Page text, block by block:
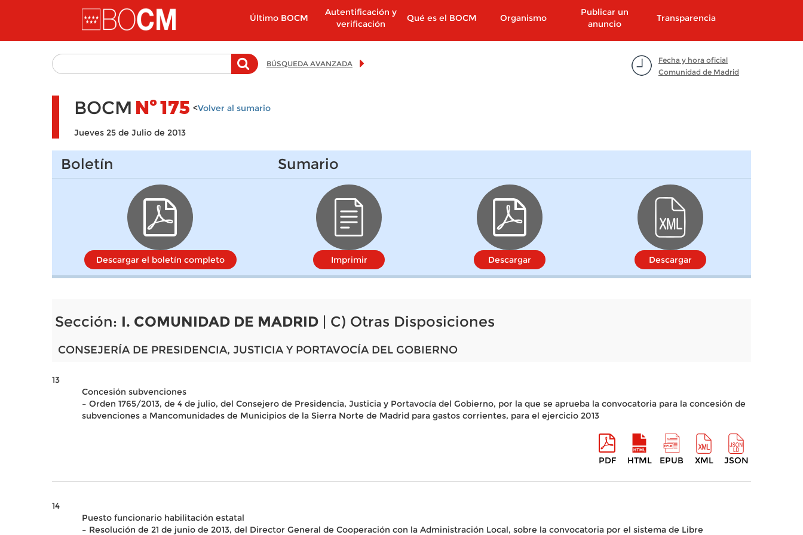
Pasar al contenido principal
Último BOCM
Autentificación y
verificación
Qué es el BOCM Organismo
Publicar un
anuncio
Transparencia
Fecha y hora oficial
Comunidad de Madrid
BÚSQUEDA AVANZADA
BOCM Nº175 <Volver al sumario
Jueves 25 de Julio de 2013
Boletín
Descargar el boletín completo
Sumario
Imprimir Descargar Descargar
Sección: I. COMUNIDAD DE MADRID | C) Otras Disposiciones
CONSEJERÍA DE PRESIDENCIA, JUSTICIA Y PORTAVOCÍA DEL GOBIERNO
13
Concesión subvenciones
– Orden 1765/2013, de 4 de julio, del Consejero de Presidencia, Justicia y Portavocía del Gobierno, por la que se aprueba la convocatoria para la concesión de
subvenciones a Mancomunidades de Municipios de la Sierra Norte de Madrid para gastos corrientes, para el ejercicio 2013
PDF HTML EPUB XML JSON
14
Puesto funcionario habilitación estatal
– Resolución de 21 de junio de 2013, del Director General de Cooperación con la Administración Local, sobre la convocatoria por el sistema de Libre